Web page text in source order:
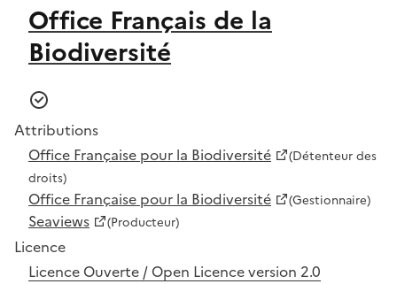
Office Français de la
Biodiversité
Attributions
Office Française pour la Biodiversité
(Détenteur des
droits)
Office Française pour la Biodiversité (Gestionnaire)
Seaviews (Producteur)
Licence
Licence Ouverte / Open Licence version 2.0